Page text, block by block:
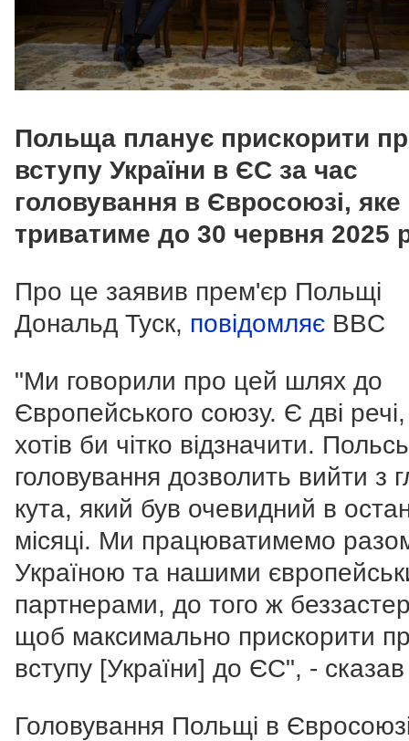
Польща планує прискорити
вступу України в ЄС за час
головування в Євросоюзі, яке
триватиме до 30 червня 2025
Про це заявив прем'єр Польщі
Дональд Туск, повідомляє BBC
"Ми говорили про цей шлях до
Європейського союзу. Є дві речі,
хотів би чітко відзначити.
головування дозволить вийти з
кута, який був очевидний в
місяці. Ми працюватимемо
Україною та нашими
партнерами, до того ж
щоб максимально прискорити
вступу [України] до ЄС", - сказав
Головування Польщі в